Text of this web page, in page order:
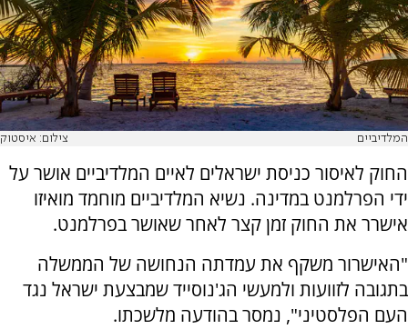
המלדיביים צילום: איסטוק
החוק לאיסור כניסת ישראלים לאיים המלדיביים אושר על
ידי הפרלמנט במדינה. נשיא המלדיביים מוחמד מואיזו
אישרר את החוק זמן קצר לאחר שאושר בפרלמנט.
"האישרור משקף את עמדתה הנחושה של הממשלה
בתגובה לזוועות ולמעשי הג'נוסייד שמבצעת ישראל נגד
העם הפלסטיני", נמסר בהודעה מלשכתו.